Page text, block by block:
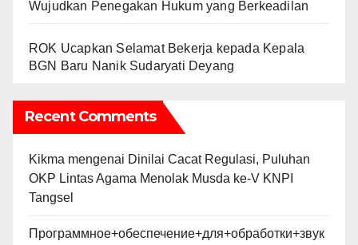
Wujudkan Penegakan Hukum yang Berkeadilan
ROK Ucapkan Selamat Bekerja kepada Kepala
BGN Baru Nanik Sudaryati Deyang
Recent Comments
Kikma mengenai Dinilai Cacat Regulasi, Puluhan
OKP Lintas Agama Menolak Musda ke-V KNPI
Tangsel
Программное+обеспечение+для+обработки+звук